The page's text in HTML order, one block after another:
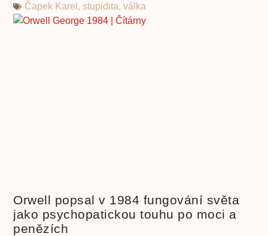
Čapek Karel ,stupidita,válka
Orwell popsal v 1984 fungování světa
jako psychopatickou touhu po moci a
penězích